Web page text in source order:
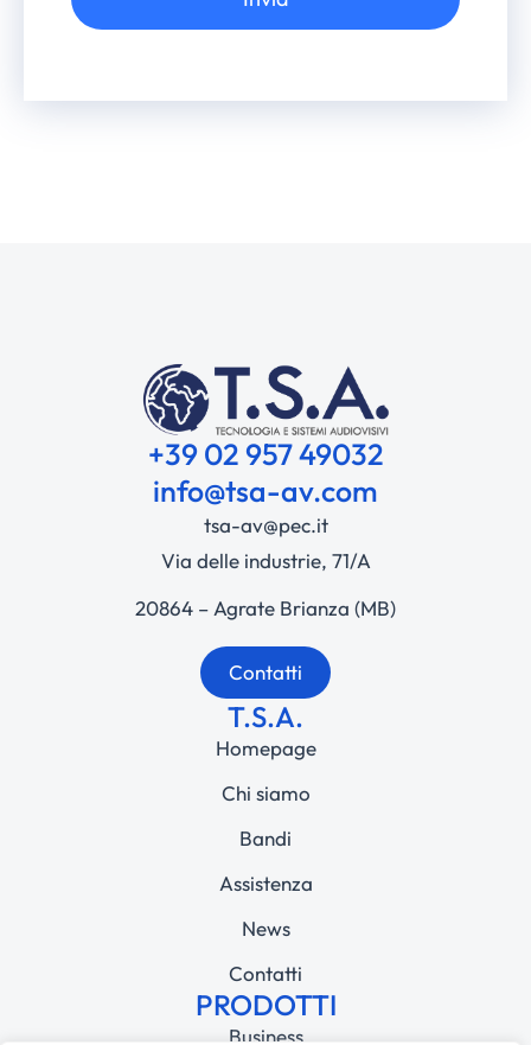
+39 02 957 49032
info@tsa-av.com
tsa-av@pec.it
Via delle industrie, 71/A
20864 – Agrate Brianza (MB)
Contatti
T.S.A.
Homepage
Chi siamo
Bandi
Assistenza
News
Contatti
PRODOTTI
Business